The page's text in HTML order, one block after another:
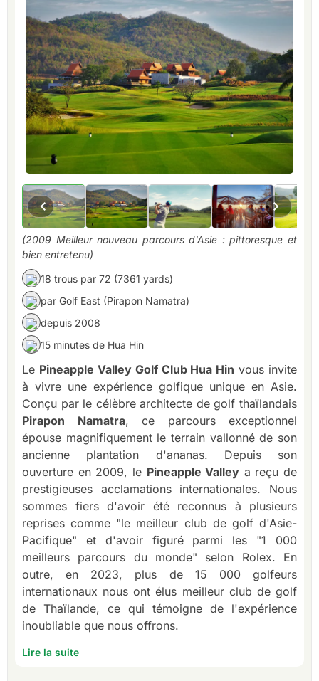
(2009 Meilleur nouveau parcours d'Asie : pittoresque et
bien entretenu)
18 trous par 72 (7361 yards)
par Golf East (Pirapon Namatra)
depuis 2008
15 minutes de Hua Hin
Le Pineapple Valley Golf Club Hua Hin vous invite
à vivre une expérience golfique unique en Asie.
Conçu par le célèbre architecte de golf thaïlandais
Pirapon Namatra, ce parcours exceptionnel
épouse magnifiquement le terrain vallonné de son
ancienne plantation d'ananas. Depuis son
ouverture en 2009, le Pineapple Valley a reçu de
prestigieuses acclamations internationales. Nous
sommes fiers d'avoir été reconnus à plusieurs
reprises comme "le meilleur club de golf d'Asie-
Pacifique" et d'avoir figuré parmi les "1 000
meilleurs parcours du monde" selon Rolex. En
outre, en 2023, plus de 15 000 golfeurs
internationaux nous ont élus meilleur club de golf
de Thaïlande, ce qui témoigne de l'expérience
inoubliable que nous offrons.
Lire la suite